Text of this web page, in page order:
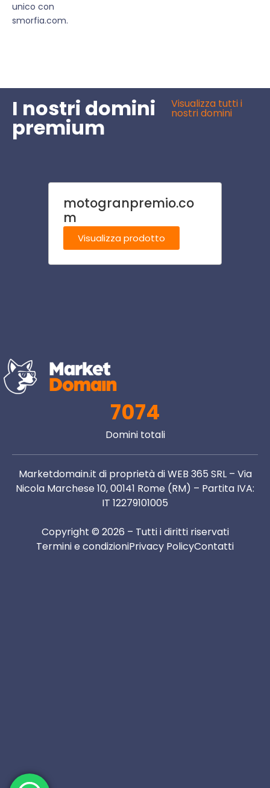
unico con
smorfia.com.
I nostri domini
premium
Visualizza tutti i
nostri domini
motogranpremio.co
m
Visualizza prodotto
7074
Domini totali
Marketdomain.it di proprietà di WEB 365 SRL – Via
Nicola Marchese 10, 00141 Rome (RM) – Partita IVA:
IT 12279101005
Copyright © 2026 – Tutti i diritti riservati
Termini e condizioniPrivacy PolicyContatti